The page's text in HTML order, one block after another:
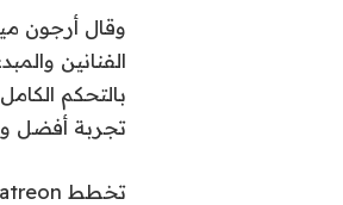
الفنانين
تجربة أفضل